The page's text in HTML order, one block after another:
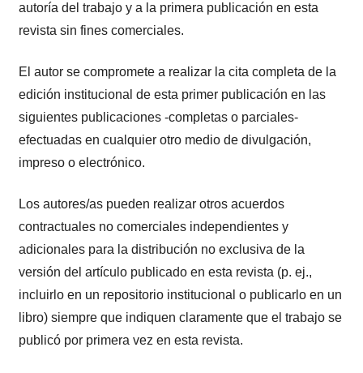
autoría del trabajo y a la primera publicación en esta
revista sin fines comerciales.
El autor se compromete a realizar la cita completa de la
edición institucional de esta primer publicación en las
siguientes publicaciones -completas o parciales-
efectuadas en cualquier otro medio de divulgación,
impreso o electrónico.
Los autores/as pueden realizar otros acuerdos
contractuales no comerciales independientes y
adicionales para la distribución no exclusiva de la
versión del artículo publicado en esta revista (p. ej.,
incluirlo en un repositorio institucional o publicarlo en un
libro) siempre que indiquen claramente que el trabajo se
publicó por primera vez en esta revista.